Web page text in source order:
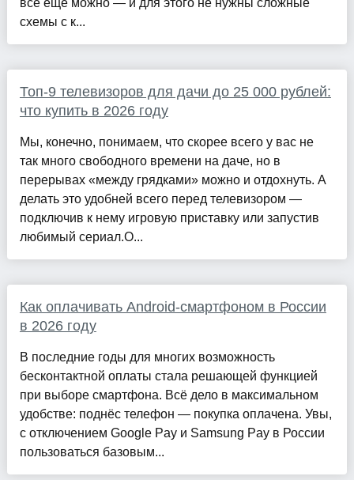
всё ещё можно — и для этого не нужны сложные
схемы с к...
Топ-9 телевизоров для дачи до 25 000 рублей:
что купить в 2026 году
Мы, конечно, понимаем, что скорее всего у вас не
так много свободного времени на даче, но в
перерывах «между грядками» можно и отдохнуть. А
делать это удобней всего перед телевизором —
подключив к нему игровую приставку или запустив
любимый сериал.О...
Как оплачивать Android-смартфоном в России
в 2026 году
В последние годы для многих возможность
бесконтактной оплаты стала решающей функцией
при выборе смартфона. Всё дело в максимальном
удобстве: поднёс телефон — покупка оплачена. Увы,
с отключением Google Pay и Samsung Pay в России
пользоваться базовым...